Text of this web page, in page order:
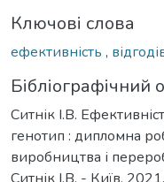
Ключові слова
ефективність ,
Бібліографічний
Ситнік І.В.
генотип : дипломна
виробництва і